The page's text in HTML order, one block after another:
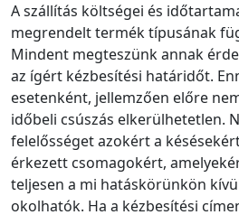
A szállítás költségei és
megrendelt termék típusának
Mindent megteszünk annak
az ígért kézbesítési határidőt.
esetenként, jellemzően előre
időbeli csúszás elkerülhetetlen.
felelősséget azokért a
érkezett csomagokért,
teljesen a mi hatáskörünkön
okolhatók. Ha a kézbesítési